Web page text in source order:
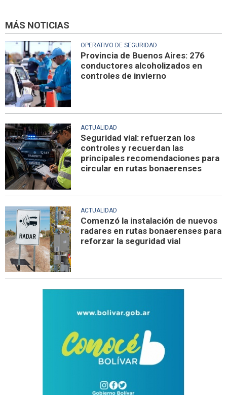
MÁS NOTICIAS
OPERATIVO DE SEGURIDAD
Provincia de Buenos Aires: 276
conductores alcoholizados en
controles de invierno
ACTUALIDAD
Seguridad vial: refuerzan los
controles y recuerdan las
principales recomendaciones para
circular en rutas bonaerenses
ACTUALIDAD
Comenzó la instalación de nuevos
radares en rutas bonaerenses para
reforzar la seguridad vial